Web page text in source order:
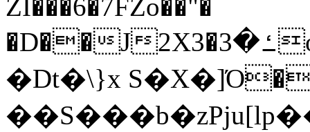
ZI���6�7FZo��"�
�D��J2X3�ߑ�3o�|aak�q�@����]�K���w���r;�
�Dt�\}x